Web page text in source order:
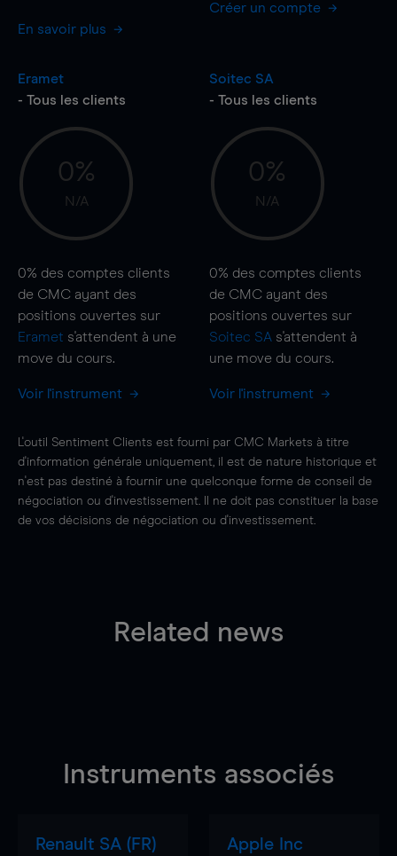
En savoir plus
Créer un compte
Eramet
- Tous les clients
0%
N/A
0% des comptes clients
de CMC ayant des
positions ouvertes sur
Eramet s'attendent à une
move du cours.
Voir l'instrument
Soitec SA
- Tous les clients
0%
N/A
0% des comptes clients
de CMC ayant des
positions ouvertes sur
Soitec SA s'attendent à
une move du cours.
Voir l'instrument
L'outil Sentiment Clients est fourni par CMC Markets à titre
d'information générale uniquement, il est de nature historique et
n'est pas destiné à fournir une quelconque forme de conseil de
négociation ou d'investissement. Il ne doit pas constituer la base
de vos décisions de négociation ou d'investissement.
Related news
Instruments associés
Renault SA (FR) Apple Inc